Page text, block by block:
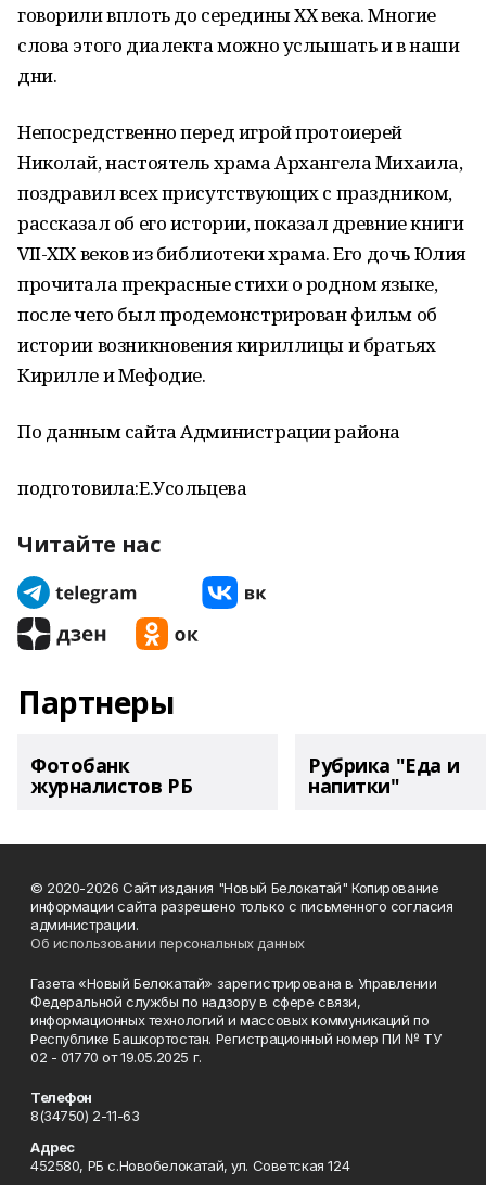
говорили вплоть до середины ХХ века. Многие
слова этого диалекта можно услышать и в наши
дни.
Непосредственно перед игрой протоиерей
Николай, настоятель храма Архангела Михаила,
поздравил всех присутствующих с праздником,
рассказал об его истории, показал древние книги
VII-XIX веков из библиотеки храма. Его дочь Юлия
прочитала прекрасные стихи о родном языке,
после чего был продемонстрирован фильм об
истории возникновения кириллицы и братьях
Кирилле и Мефодие.
По данным сайта Администрации района
подготовила:Е.Усольцева
Читайте нас
Партнеры
Фотобанк
журналистов РБ
Рубрика "Еда и
напитки"
© 2020-2026 Сайт издания "Новый Белокатай" Копирование
информации сайта разрешено только с письменного согласия
администрации.
Об использовании персональных данных
Газета «Новый Белокатай» зарегистрирована в Управлении
Федеральной службы по надзору в сфере связи,
информационных технологий и массовых коммуникаций по
Республике Башкортостан. Регистрационный номер ПИ № ТУ
02 - 01770 от 19.05.2025 г.
Телефон
8(34750) 2-11-63
Адрес
452580, РБ с.Новобелокатай, ул. Советская 124